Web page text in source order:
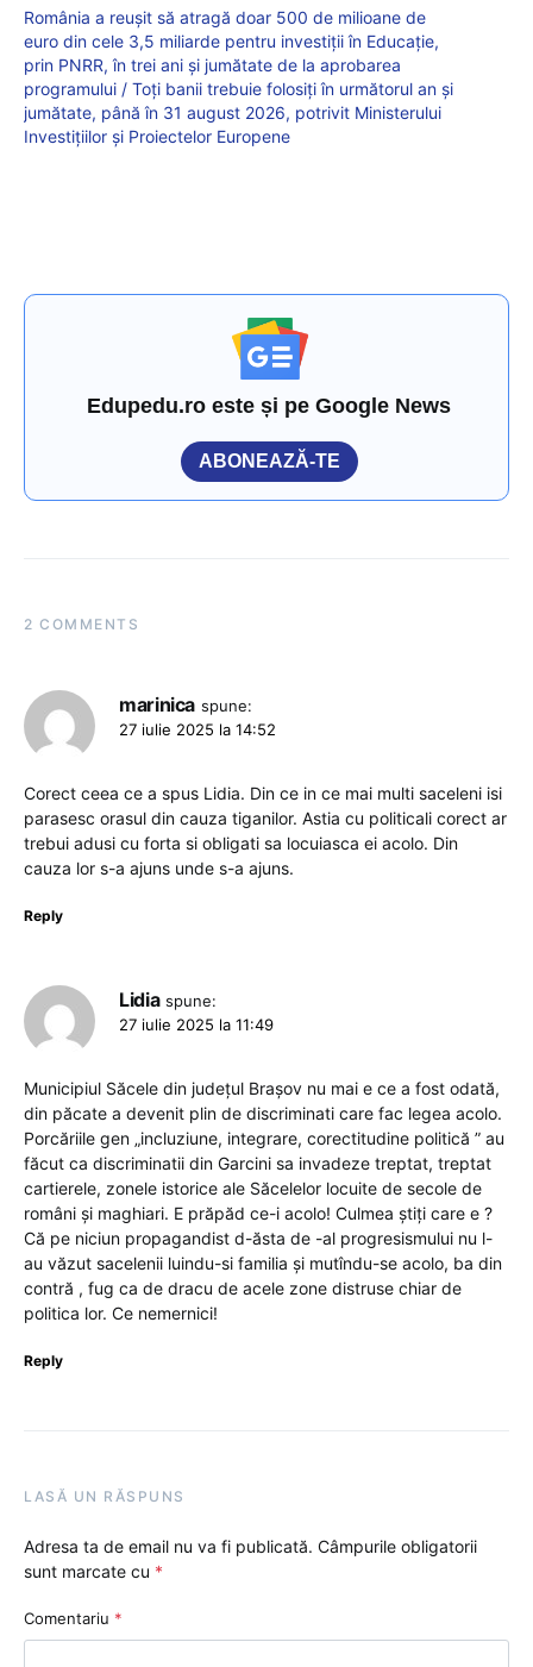
România a reușit să atragă doar 500 de milioane de
euro din cele 3,5 miliarde pentru investiții în Educație,
prin PNRR, în trei ani și jumătate de la aprobarea
programului / Toți banii trebuie folosiți în următorul an și
jumătate, până în 31 august 2026, potrivit Ministerului
Investițiilor și Proiectelor Europene
Edupedu.ro este și pe Google News
ABONEAZĂ-TE
2 COMMENTS
marinica spune:
27 iulie 2025 la 14:52
Corect ceea ce a spus Lidia. Din ce in ce mai multi saceleni isi
parasesc orasul din cauza tiganilor. Astia cu politicali corect ar
trebui adusi cu forta si obligati sa locuiasca ei acolo. Din
cauza lor s-a ajuns unde s-a ajuns.
Reply
Lidia spune:
27 iulie 2025 la 11:49
Municipiul Săcele din județul Brașov nu mai e ce a fost odată,
din păcate a devenit plin de discriminati care fac legea acolo.
Porcăriile gen „incluziune, integrare, corectitudine politică ” au
făcut ca discriminatii din Garcini sa invadeze treptat, treptat
cartierele, zonele istorice ale Săcelelor locuite de secole de
români și maghiari. E prăpăd ce-i acolo! Culmea știți care e ?
Că pe niciun propagandist d-ăsta de -al progresismului nu l-
au văzut sacelenii luindu-si familia și mutîndu-se acolo, ba din
contră , fug ca de dracu de acele zone distruse chiar de
politica lor. Ce nemernici!
Reply
LASĂ UN RĂSPUNS
Adresa ta de email nu va fi publicată. Câmpurile obligatorii
sunt marcate cu *
Comentariu *